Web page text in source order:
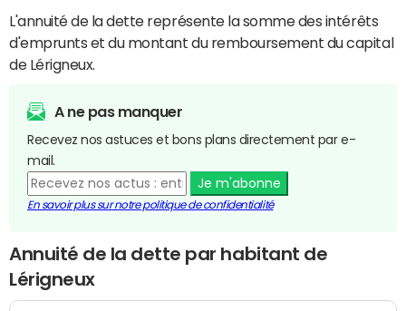
L'annuité de la dette représente la somme des intérêts
d'emprunts et du montant du remboursement du capital
de Lérigneux.
A ne pas manquer
Recevez nos astuces et bons plans directement par e-
mail.
Je m'abonne
En savoir plus sur notre politique de confidentialité
Annuité de la dette par habitant de
Lérigneux